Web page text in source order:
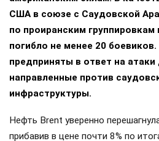
США в союзе с Саудовской
по проиранским группировкам
погибло не менее 20
предприняты в ответ на
направленные против
инфраструктуры.
Нефть Brent уверенно
прибавив в цене почти 8% по